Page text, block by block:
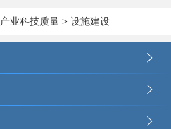
产业科技质量 > 设施建设